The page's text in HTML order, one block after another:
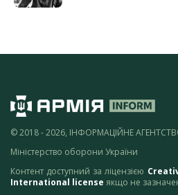
© 2018 - 2026, ІНФОРМАЦІЙНЕ
Міністерство оборони України
Контент доступний за ліцензією
International license якщо не